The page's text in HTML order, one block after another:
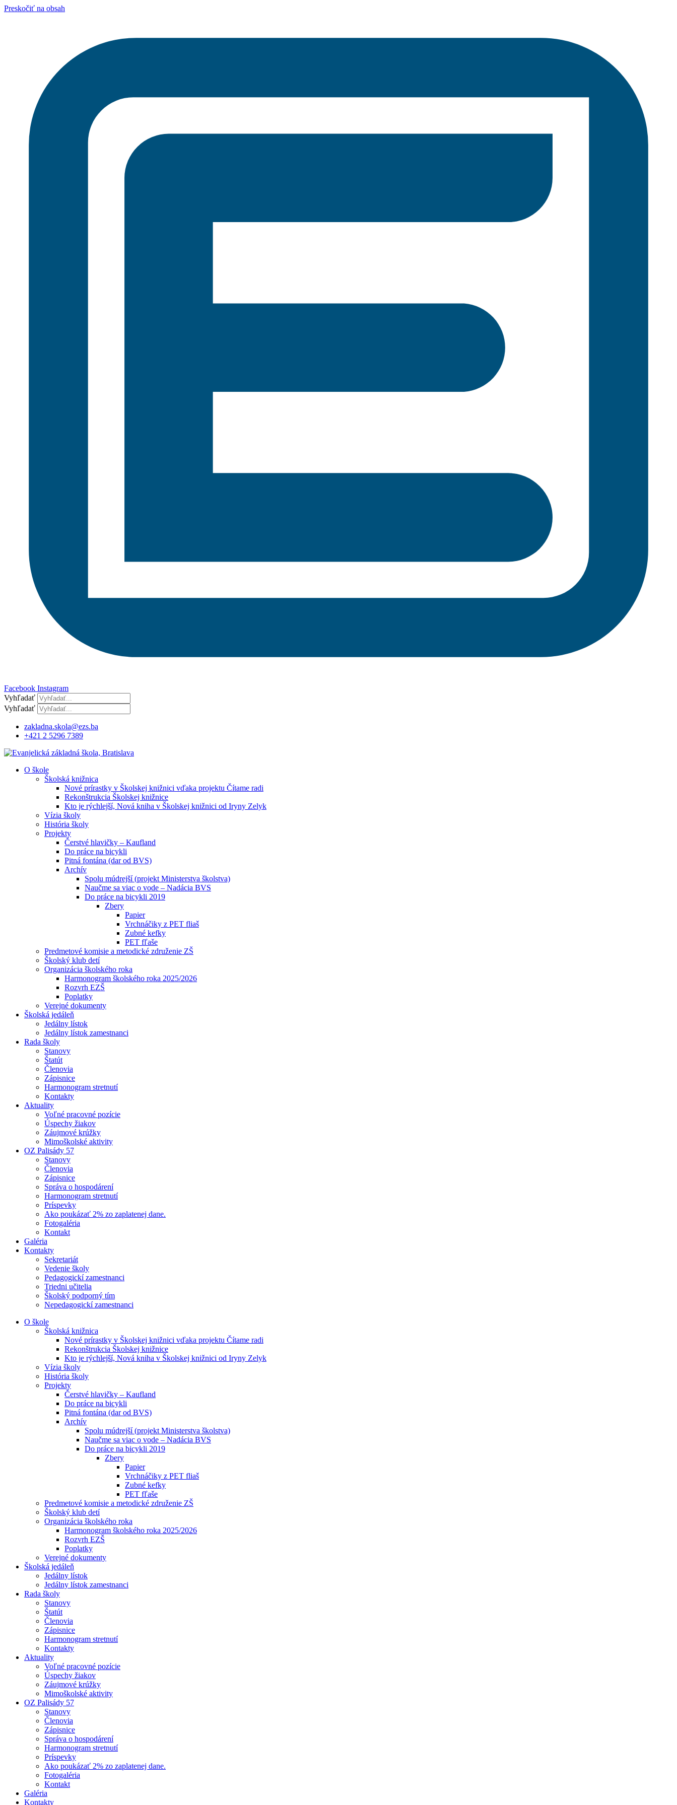
Preskočiť na obsah
Facebook Instagram
Vyhľadať
Vyhľadať
zakladna.skola@ezs.ba
+421 2 5296 7389
O škole
Školská knižnica
Nové prírastky v Školskej knižnici vďaka projektu Čítame radi
Rekonštrukcia Školskej knižnice
Kto je rýchlejší, Nová kniha v Školskej knižnici od Iryny Zelyk
Vízia školy
História školy
Projekty
Čerstvé hlavičky – Kaufland
Do práce na bicykli
Pitná fontána (dar od BVS)
Archív
Spolu múdrejší (projekt Ministerstva školstva)
Naučme sa viac o vode – Nadácia BVS
Do práce na bicykli 2019
Zbery
Papier
Vrchnáčiky z PET fliaš
Zubné kefky
PET fľaše
Predmetové komisie a metodické združenie ZŠ
Školský klub detí
Organizácia školského roka
Harmonogram školského roka 2025/2026
Rozvrh EZŠ
Poplatky
Verejné dokumenty
Školská jedáleň
Jedálny lístok
Jedálny lístok zamestnanci
Rada školy
Stanovy
Štatút
Členovia
Zápisnice
Harmonogram stretnutí
Kontakty
Aktuality
Voľné pracovné pozície
Úspechy žiakov
Záujmové krúžky
Mimoškolské aktivity
OZ Palisády 57
Stanovy
Členovia
Zápisnice
Správa o hospodárení
Harmonogram stretnutí
Príspevky
Ako poukázať 2% zo zaplatenej dane.
Fotogaléria
Kontakt
Galéria
Kontakty
Sekretariát
Vedenie školy
Pedagogickí zamestnanci
Triedni učitelia
Školský podporný tím
Nepedagogickí zamestnanci
O škole
Školská knižnica
Nové prírastky v Školskej knižnici vďaka projektu Čítame radi
Rekonštrukcia Školskej knižnice
Kto je rýchlejší, Nová kniha v Školskej knižnici od Iryny Zelyk
Vízia školy
História školy
Projekty
Čerstvé hlavičky – Kaufland
Do práce na bicykli
Pitná fontána (dar od BVS)
Archív
Spolu múdrejší (projekt Ministerstva školstva)
Naučme sa viac o vode – Nadácia BVS
Do práce na bicykli 2019
Zbery
Papier
Vrchnáčiky z PET fliaš
Zubné kefky
PET fľaše
Predmetové komisie a metodické združenie ZŠ
Školský klub detí
Organizácia školského roka
Harmonogram školského roka 2025/2026
Rozvrh EZŠ
Poplatky
Verejné dokumenty
Školská jedáleň
Jedálny lístok
Jedálny lístok zamestnanci
Rada školy
Stanovy
Štatút
Členovia
Zápisnice
Harmonogram stretnutí
Kontakty
Aktuality
Voľné pracovné pozície
Úspechy žiakov
Záujmové krúžky
Mimoškolské aktivity
OZ Palisády 57
Stanovy
Členovia
Zápisnice
Správa o hospodárení
Harmonogram stretnutí
Príspevky
Ako poukázať 2% zo zaplatenej dane.
Fotogaléria
Kontakt
Galéria
Kontakty